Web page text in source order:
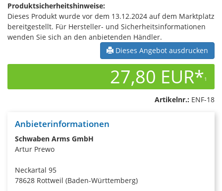
Produktsicherheitshinweise:
Dieses Produkt wurde vor dem 13.12.2024 auf dem Marktplatz
bereitgestellt. Für Hersteller- und Sicherheitsinformationen
wenden Sie sich an den anbietenden Händler.
Dieses Angebot ausdrucken
27,80 EUR*1
Artikelnr.: ENF-18
Anbieterinformationen
Schwaben Arms GmbH
Artur Prewo
Neckartal 95
78628 Rottweil (Baden-Württemberg)